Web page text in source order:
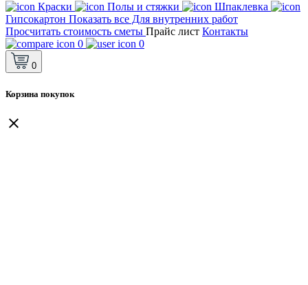
Краски Полы и стяжки
Шпаклевка
Гипсокартон Показать все Для внутренних работ
Просчитать стоимость сметы Прайс лист Контакты
0
0
0
Корзина покупок